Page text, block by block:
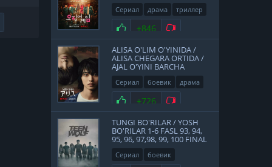
нравится
Сериал драма
триллер
2021
Нравится
+846 Не нравится
ALISA O'LIM O'YINIDA /
ALISA CHEGARA ORTIDA /
AJAL O'YINI BARCHA
QISMLAR UZBEK TILIDA
Сериал боевик
драма
фантастика
Япония
Нравится
+726 Не нравится
TUNGI BO'RILAR / YOSH
BO'RILAR 1-6 FASL 93, 94,
95, 96, 97,98, 99, 100 FINAL
QISMLAR UZBEK TILIDA
Сериал
боевик